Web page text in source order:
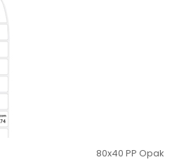
80x40 PP Opak